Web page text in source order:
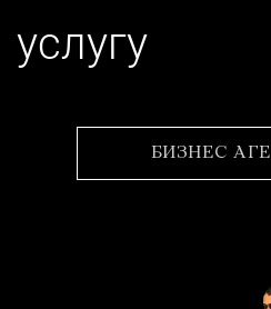
услугу
БИЗНЕС